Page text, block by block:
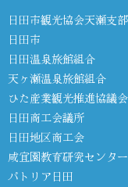
日田市観光協会天瀬支部
日田市
日田温泉旅館組合
天ヶ瀬温泉旅館組合
ひた産業観光推進協議
日田商工会議所
日田地区商工会
咸宜園教育研究センター
パトリア日田